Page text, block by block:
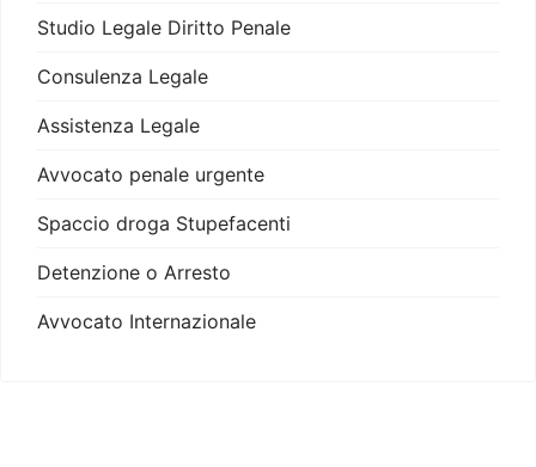
Studio Legale Diritto Penale
Consulenza Legale
Assistenza Legale
Avvocato penale urgente
Spaccio droga Stupefacenti
Detenzione o Arresto
Avvocato Internazionale